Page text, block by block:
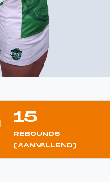
15
REBOUNDS
(AANVALLEND)